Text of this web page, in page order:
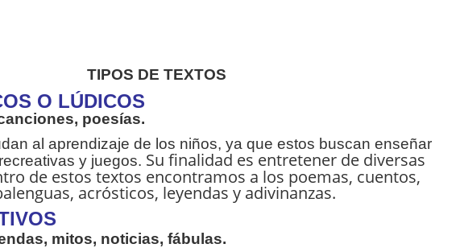
TIPOS DE TEXTOS
O LÚDICOS
poesías.
al aprendizaje de los niños, ya que estos buscan enseñar
y juegos. Su finalidad es entretener de diversas
de estos textos encontramos a los poemas, cuentos,
acrósticos, leyendas y adivinanzas.
mitos, noticias, fábulas.